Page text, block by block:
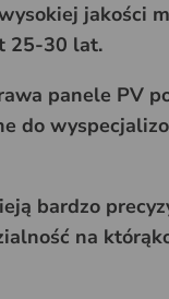
jakości
25-30 lat.
panele PV
do
bardzo
na